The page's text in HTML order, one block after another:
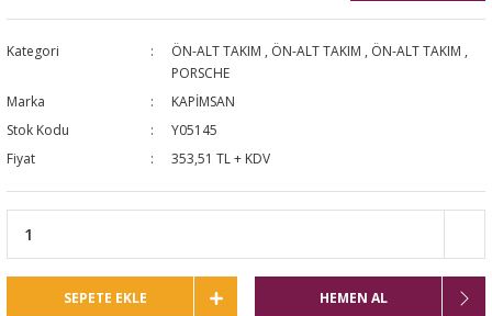
Kategori ÖN-ALT TAKIM , ÖN-ALT TAKIM , ÖN-ALT TAKIM ,
PORSCHE
Marka
KAPİMSAN
Stok Kodu
Y05145
Fiyat
353,51 TL + KDV
SEPETE EKLE HEMEN AL